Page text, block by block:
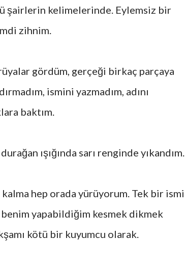
şairlerin kelimelerinde. Eylemsiz bir
zihnim.
gördüm, gerçeği birkaç parçaya
ismini yazmadım, adını
baktım.
ışığında sarı renginde yıkandım.
hep orada yürüyorum. Tek bir ismi
yapabildiğim kesmek dikmek
kötü bir kuyumcu olarak.